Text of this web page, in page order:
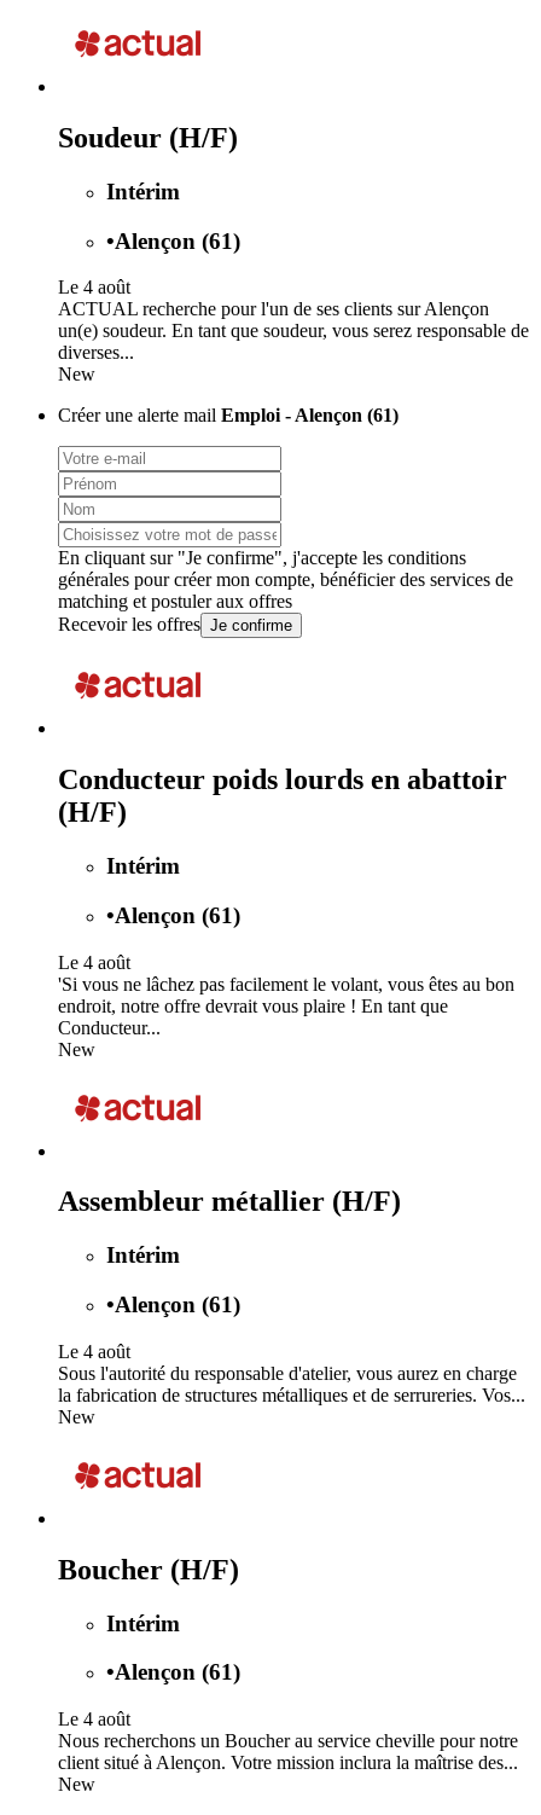
Soudeur (H/F)
Intérim
•Alençon (61)
Le 4 août
ACTUAL recherche pour l'un de ses clients sur Alençon
un(e) soudeur. En tant que soudeur, vous serez responsable de
diverses...
New
Créer une alerte mail Emploi - Alençon (61)
En cliquant sur "Je confirme", j'accepte les conditions
générales pour créer mon compte, bénéficier des services de
matching et postuler aux offres
Recevoir les offres Je confirme
Conducteur poids lourds en abattoir
(H/F)
Intérim
•Alençon (61)
Le 4 août
'Si vous ne lâchez pas facilement le volant, vous êtes au bon
endroit, notre offre devrait vous plaire ! En tant que
Conducteur...
New
Assembleur métallier (H/F)
Intérim
•Alençon (61)
Le 4 août
Sous l'autorité du responsable d'atelier, vous aurez en charge
la fabrication de structures métalliques et de serrureries. Vos...
New
Boucher (H/F)
Intérim
•Alençon (61)
Le 4 août
Nous recherchons un Boucher au service cheville pour notre
client situé à Alençon. Votre mission inclura la maîtrise des...
New